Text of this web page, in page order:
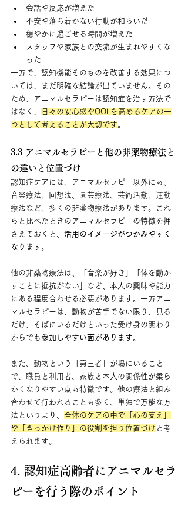
会話や反応が増えた
不安や落ち着かない行動が和らいだ
穏やかに過ごせる時間が増えた
スタッフや家族との交流が生まれやすくな
った
一方で、認知機能そのものを改善する効果につ
いては、まだ明確な結論が出ていません。その
ため、アニマルセラピーは認知症を治す方法で
はなく、
日々の安心感やQOLを高めるケアの一
つとして考えることが大切です。
3.3 アニマルセラピーと他の非薬物療法と
の違いと位置づけ
認知症ケアには、アニマルセラピー以外にも、
音楽療法、回想法、園芸療法、芸術活動、運動
療法など、多くの非薬物療法があります。これ
らと比べたときのアニマルセラピーの特徴を押
さえておくと、 活用のイメージがつかみやすく
なります。
他の非薬物療法は、「音楽が好き」「体を動か
すことに抵抗がない」など、本人の興味や能力
にある程度合わせる必要があります。一方アニ
マルセラピーは、動物が苦手でない限り、見る
だけ、そばにいるだけといった受け身の関わり
からでも参加しやすい面があります。
また、動物という「第三者」が場にいること
で、職員と利用者、家族と本人の関係性が柔ら
かくなりやすい点も特徴です。他の療法と組み
合わせて行われることも多く、単独で万能な方
法というより、 全体のケアの中で「心の支え」
や「きっかけ作り」の役割を担う位置づけ と考
えられます。
4. 認知症高齢者にアニマルセラ
ピーを行う際のポイント